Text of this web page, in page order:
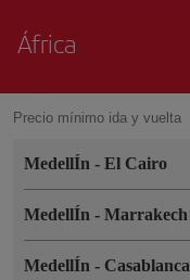
África
Precio mínimo ida y vuelta
MedellÍn - El Cairo
MedellÍn - Marrakech
MedellÍn - Casablanca